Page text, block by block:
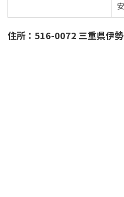
住所：516-0072 三重県伊